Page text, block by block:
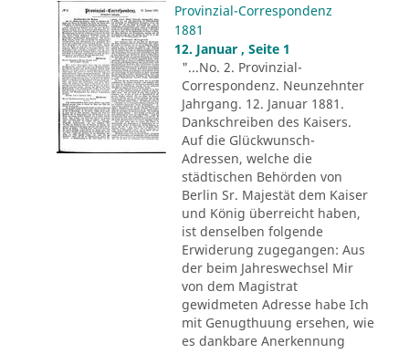
Provinzial-Correspondenz
1881
12. Januar , Seite 1
"...No. 2. Provinzial-
Correspondenz. Neunzehnter
Jahrgang. 12. Januar 1881.
Dankschreiben des Kaisers.
Auf die Glückwunsch-
Adressen, welche die
städtischen Behörden von
Berlin Sr. Majestät dem Kaiser
und König überreicht haben,
ist denselben folgende
Erwiderung zugegangen: Aus
der beim Jahreswechsel Mir
von dem Magistrat
gewidmeten Adresse habe Ich
mit Genugthuung ersehen, wie
es dankbare Anerkennung